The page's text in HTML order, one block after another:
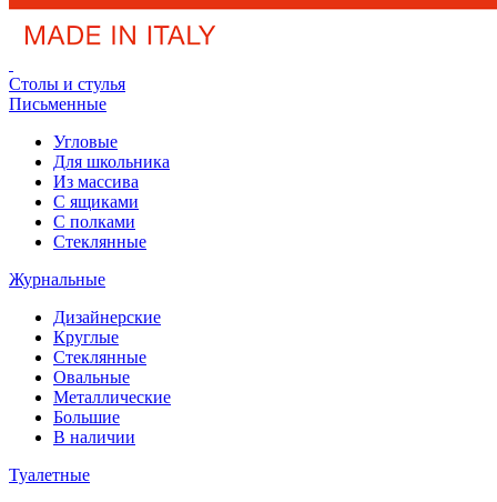
Столы и стулья
Письменные
Угловые
Для школьника
Из массива
С ящиками
С полками
Стеклянные
Журнальные
Дизайнерские
Круглые
Стеклянные
Овальные
Металлические
Большие
В наличии
Туалетные